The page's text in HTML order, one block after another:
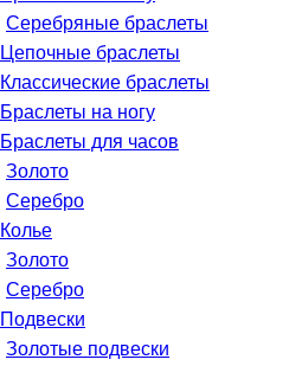
Серебряные браслеты
Цепочные браслеты
Классические браслеты
Браслеты на ногу
Браслеты для часов
Золото
Серебро
Колье
Золото
Серебро
Подвески
Золотые подвески